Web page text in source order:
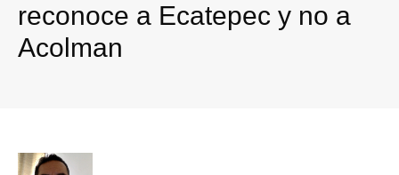
reconoce a Ecatepec y no a
Acolman